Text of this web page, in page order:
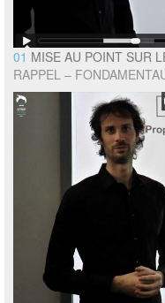
01 MISE AU POINT SUR
RAPPEL –